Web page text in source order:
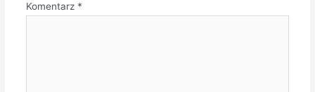
Komentarz *